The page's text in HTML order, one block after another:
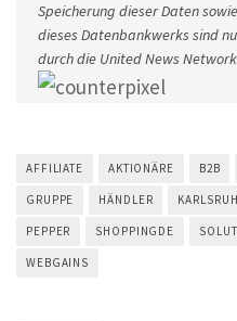
Speicherung dieser Daten
dieses Datenbankwerks sind
durch die United News
AFFILIATE AKTIONÄRE B2B
GRUPPE HÄNDLER
PEPPER SHOPPINGDE
WEBGAINS